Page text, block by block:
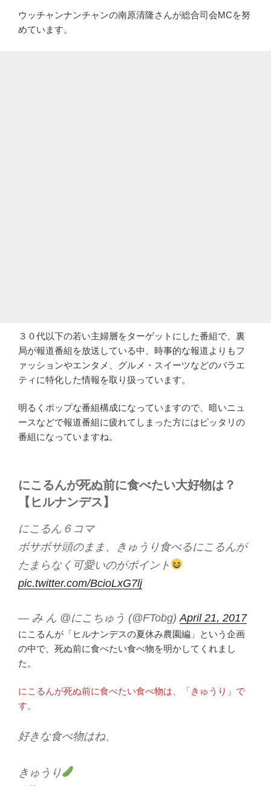
ウッチャンナンチャンの南原清隆さんが総合司会MCを努
めています。
３０代以下の若い主婦層をターゲットにした番組で、裏
局が報道番組を放送している中、時事的な報道よりもフ
ァッションやエンタメ、グルメ・スイーツなどのバラエ
ティに特化した情報を取り扱っています。
明るくポップな番組構成になっていますので、暗いニュ
ースなどで報道番組に疲れてしまった方にはピッタリの
番組になっていますね。
にこるんが死ぬ前に食べたい大好物は？
【ヒルナンデス】
にこるん６コマ
ボサボサ頭のまま、きゅうり食べるにこるんが
たまらなく可愛いのがポイント
pic.twitter.com/BcioLxG7lj
— み ん @にこちゅう (@FTobg) April 21, 2017
にこるんが「ヒルナンデスの夏休み農園編」という企画
の中で、死ぬ前に食べたい食べ物を明かしてくれまし
た。
にこるんが死ぬ前に食べたい食べ物は、「きゅうり」で
す。
好きな食べ物はね、
きゅうり